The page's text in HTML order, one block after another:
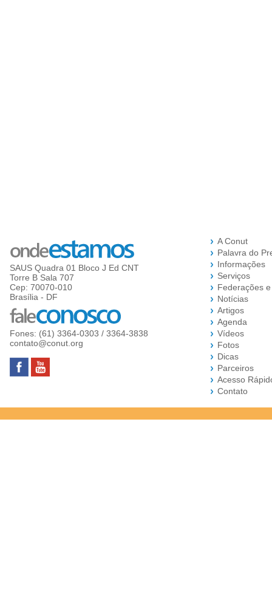
SAUS Quadra 01 Bloco J Ed CNT
Torre B Sala 707
Cep: 70070-010
Brasília - DF
Fones: (61) 3364-0303 / 3364-3838
contato@conut.org
A Conut
Palavra do
Informações
Serviços
Federações
Notícias
Artigos
Agenda
Vídeos
Fotos
Dicas
Parceiros
Acesso
Contato